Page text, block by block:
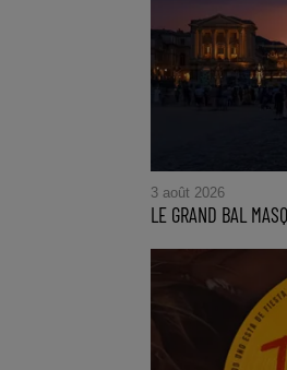
3 août 2026
LE GRAND BAL